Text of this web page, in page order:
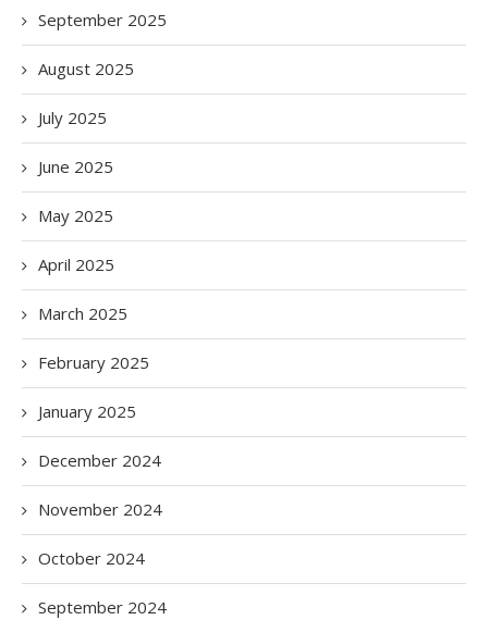
September 2025
August 2025
July 2025
June 2025
May 2025
April 2025
March 2025
February 2025
January 2025
December 2024
November 2024
October 2024
September 2024